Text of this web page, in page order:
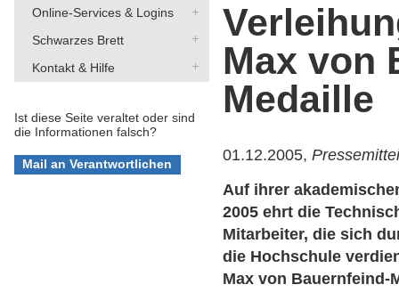
Online-Services & Logins
Schwarzes Brett
Kontakt & Hilfe
Ist diese Seite veraltet oder sind
die Informationen falsch?
Max von
Medaille
01.12.2005,
Auf ihrer
2005 ehrt die
Mitarbeiter, die sich
die Hochschule
Max von Bauernfeind-